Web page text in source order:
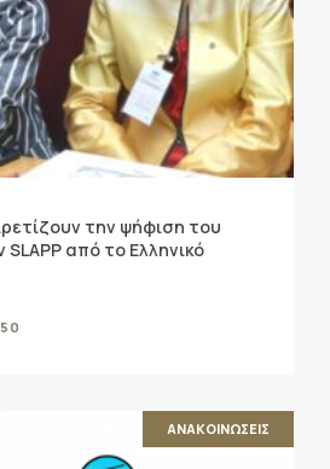
την ψήφιση του
από το Ελληνικό
ΑΝΑΚΟΙΝΩΣΕΙΣ